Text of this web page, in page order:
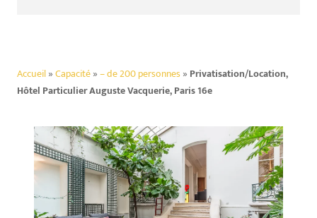
Accueil»Capacité»– de 200 personnes » Privatisation/Location,
Hôtel Particulier Auguste Vacquerie, Paris 16e